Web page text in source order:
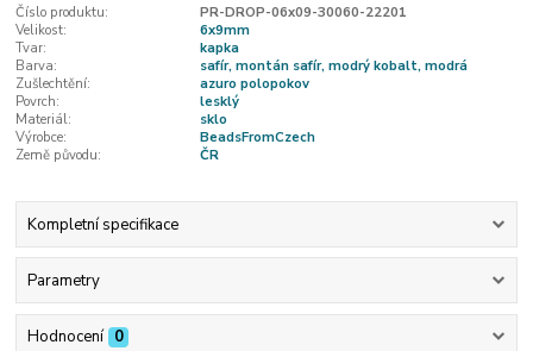
Číslo produktu:
PR-DROP-06x09-30060-22201
Velikost:
6x9mm
Tvar:
kapka
Barva:
safír, montán safír, modrý kobalt, modrá
Zušlechtění:
azuro polopokov
Povrch:
lesklý
Materiál:
sklo
Výrobce:
BeadsFromCzech
Země původu:
ČR
Kompletní specifikace
Parametry
Hodnocení 0